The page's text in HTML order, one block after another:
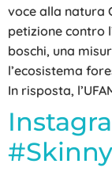
voce alla natura
petizione contro
boschi, una
l’ecosistema
In risposta,